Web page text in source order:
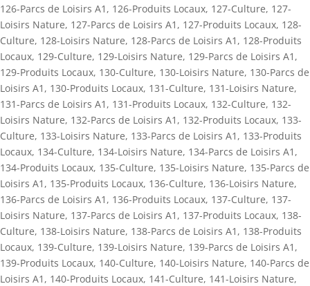
126-Parcs de Loisirs A1 , 126-Produits Locaux, 127-Culture, 127-
Loisirs Nature, 127-Parcs de Loisirs A1 , 127-Produits Locaux, 128-
Culture, 128-Loisirs Nature, 128-Parcs de Loisirs A1 , 128-Produits
Locaux, 129-Culture, 129-Loisirs Nature, 129-Parcs de Loisirs A1 ,
129-Produits Locaux, 130-Culture, 130-Loisirs Nature, 130-Parcs de
Loisirs A1 , 130-Produits Locaux, 131-Culture, 131-Loisirs Nature,
131-Parcs de Loisirs A1 , 131-Produits Locaux, 132-Culture, 132-
Loisirs Nature, 132-Parcs de Loisirs A1 , 132-Produits Locaux, 133-
Culture, 133-Loisirs Nature, 133-Parcs de Loisirs A1 , 133-Produits
Locaux, 134-Culture, 134-Loisirs Nature, 134-Parcs de Loisirs A1 ,
134-Produits Locaux, 135-Culture, 135-Loisirs Nature, 135-Parcs de
Loisirs A1 , 135-Produits Locaux, 136-Culture, 136-Loisirs Nature,
136-Parcs de Loisirs A1 , 136-Produits Locaux, 137-Culture, 137-
Loisirs Nature, 137-Parcs de Loisirs A1 , 137-Produits Locaux, 138-
Culture, 138-Loisirs Nature, 138-Parcs de Loisirs A1 , 138-Produits
Locaux, 139-Culture, 139-Loisirs Nature, 139-Parcs de Loisirs A1 ,
139-Produits Locaux, 140-Culture, 140-Loisirs Nature, 140-Parcs de
Loisirs A1 , 140-Produits Locaux, 141-Culture, 141-Loisirs Nature,